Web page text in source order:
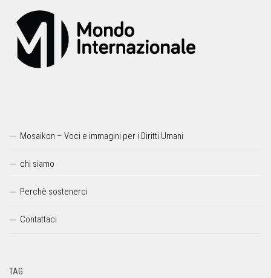
Mosaikon – Voci e immagini per i Diritti Umani
chi siamo
Perchè sostenerci
Contattaci
TAG